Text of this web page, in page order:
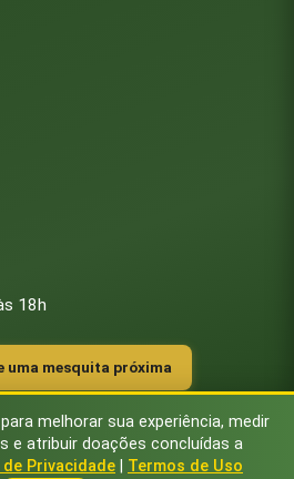
18h
uma mesquita próxima
Brasileiro. Todos os direitos
melhorar sua experiência, medir
e atribuir doações concluídas a
Privacidade Termos de Uso